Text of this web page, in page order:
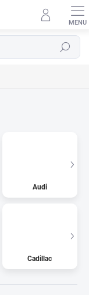
Hledat
Audi
Cadillac